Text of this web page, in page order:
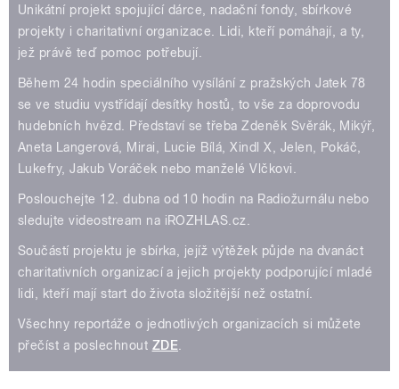
Unikátní projekt spojující dárce, nadační fondy, sbírkové
projekty i charitativní organizace. Lidi, kteří pomáhají, a ty,
jež právě teď pomoc potřebují.
Během 24 hodin speciálního vysílání z pražských Jatek 78
se ve studiu vystřídají desítky hostů, to vše za doprovodu
hudebních hvězd. Představí se třeba Zdeněk Svěrák, Mikýř,
Aneta Langerová, Mirai, Lucie Bílá, Xindl X, Jelen, Pokáč,
Lukefry, Jakub Voráček nebo manželé Vlčkovi.
Poslouchejte 12. dubna od 10 hodin na Radiožurnálu nebo
sledujte videostream na iROZHLAS.cz.
Součástí projektu je sbírka, jejíž výtěžek půjde na dvanáct
charitativních organizací a jejich projekty podporující mladé
lidi, kteří mají start do života složitější než ostatní.
Všechny reportáže o jednotlivých organizacích si můžete
přečíst a poslechnout ZDE